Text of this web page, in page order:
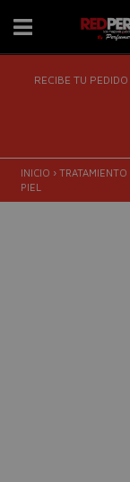
RECIBE TU PEDIDO
INICIO › TRATAMIENTO
PIEL